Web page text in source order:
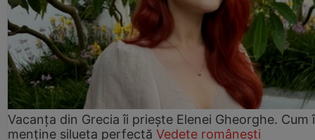
Vacanța din Grecia îi priește Elenei Gheorghe. Cum
menține silueta perfectă Vedete românești